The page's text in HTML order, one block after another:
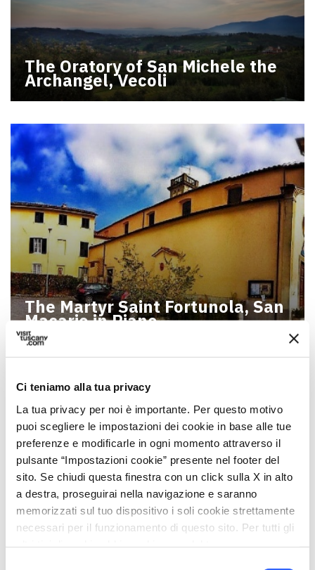
Ci teniamo alla tua privacy
La tua privacy per noi è importante. Per questo motivo
puoi scegliere le impostazioni dei cookie in base alle tue
preferenze e modificarle in ogni momento attraverso il
pulsante “Impostazioni cookie” presente nel footer del
sito. Se chiudi questa finestra con un click sulla X in alto
a destra, proseguirai nella navigazione e saranno
memorizzati sul tuo dispositivo i soli cookie strettamente
necessari per il funzionamento di questo sito. Per tutti gli
The Oratory of San Michele the
Archangel, Vecoli
The Martyr Saint Fortunola, San
Macario in Piano
The Shrine of the Holy Face near